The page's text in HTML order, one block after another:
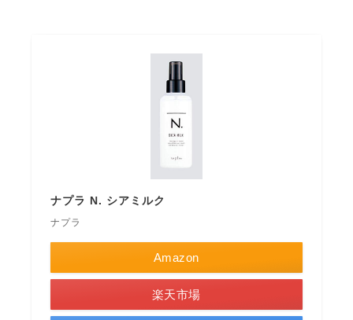
ナプラ N. シアミルク
ナプラ
Amazon
楽天市場